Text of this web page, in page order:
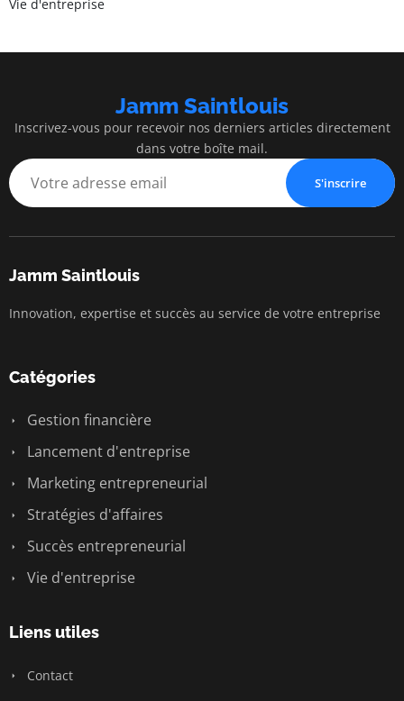
Vie d'entreprise
Jamm Saintlouis
Inscrivez-vous pour recevoir nos derniers articles directement
dans votre boîte mail.
S'inscrire
Jamm Saintlouis
Innovation, expertise et succès au service de votre entreprise
Catégories
Gestion financière
Lancement d'entreprise
Marketing entrepreneurial
Stratégies d'affaires
Succès entrepreneurial
Vie d'entreprise
Liens utiles
Contact